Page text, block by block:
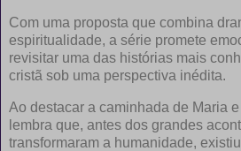
Com uma proposta que combina
espiritualidade, a série promete
revisitar uma das histórias mais
cristã sob uma perspectiva inédita.
Ao destacar a caminhada de Maria
lembra que, antes dos grandes
transformaram a humanidade,